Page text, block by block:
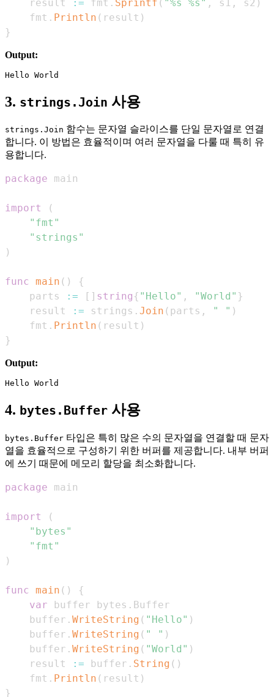
    result
:= fmt . Sprintf ( "%s %s" , s1 , s2 )
    fmt
. Println ( result )
}
Output:
3. strings.Join 사용
strings.Join 함수는 문자열 슬라이스를 단일 문자열로 연결
합니다. 이 방법은 효율적이며 여러 문자열을 다룰 때 특히 유
용합니다.
package
import
(
"fmt"
"strings"
)
func main ( )
{
    parts
:= [ ] string { "Hello" , "World" }
    result
:= strings . Join ( parts , " " )
    fmt
. Println ( result )
}
Output:
4. bytes.Buffer 사용
bytes.Buffer 타입은 특히 많은 수의 문자열을 연결할 때 문자
열을 효율적으로 구성하기 위한 버퍼를 제공합니다. 내부 버퍼
에 쓰기 때문에 메모리 할당을 최소화합니다.
package
import
(
"bytes"
"fmt"
)
func main ( )
{
var buffer bytes .
    buffer
. WriteString ( "Hello" )
    buffer
. WriteString ( " " )
    buffer
. WriteString ( "World" )
    result
:= buffer . String ( )
    fmt
. Println ( result )
}